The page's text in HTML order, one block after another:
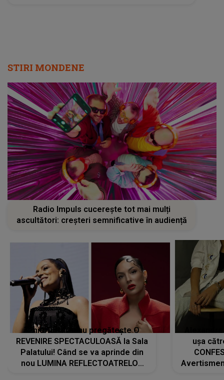
STIRI MONDENE
Radio Impuls cucerește tot mai mulți
ascultători: creșteri semnificative în audiență
Tania Turtureanu pregătește O
REVENIRE SPECTACULOASĂ la Sala
Palatului! Când se va aprinde din
nou LUMINA REFLECTOATRELOR
ușa